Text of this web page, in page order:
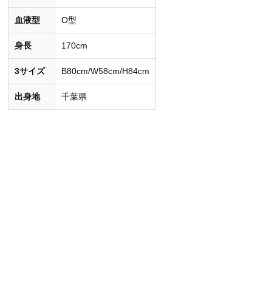
血液型 O型
身長 170cm
3サイズ B80cm/W58cm/H84cm
出身地 千葉県